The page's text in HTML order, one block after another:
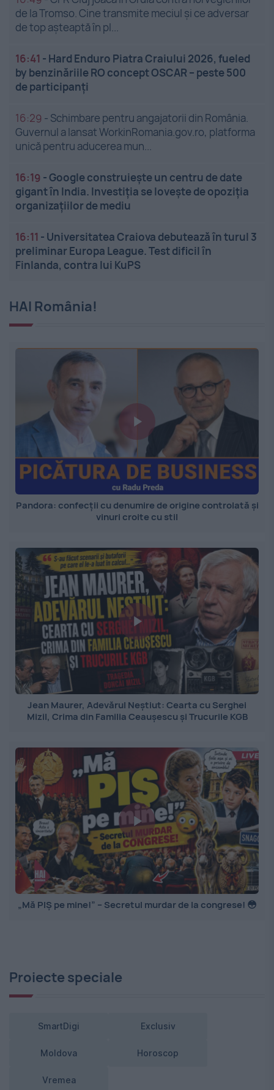
de la Tromso. Cine transmite meciul și ce adversar
de top așteaptă în pl...
16:41 - Hard Enduro Piatra Craiului 2026, fueled
by benzinăriile RO concept OSCAR – peste 500
de participanți
16:29 - Schimbare pentru angajatorii din România.
Guvernul a lansat WorkinRomania.gov.ro, platforma
unică pentru aducerea mun...
16:19 -Google construiește un centru de date
gigant în India. Investiția se lovește de opoziția
organizațiilor de mediu
16:11 - Universitatea Craiova debutează în turul 3
preliminar Europa League. Test dificil în
Finlanda, contra lui KuPS
HAI România!
Pandora: confecții cu denumire de origine controlată și
vinuri croite cu stil
Jean Maurer, Adevărul Neștiut: Cearta cu Serghei
Mizil, Crima din Familia Ceaușescu și Trucurile KGB
„Mă PIȘ pe mine!” – Secretul murdar de la congrese! 😳
Proiecte speciale
SmartDigi Exclusiv
Moldova Horoscop
Vremea